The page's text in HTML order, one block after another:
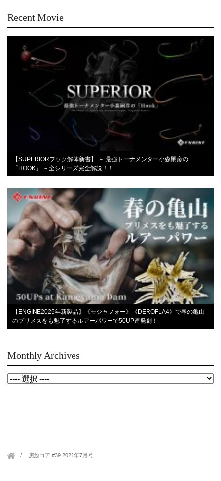
Recent Movie
【SUPERIORフック解体新書】 － 最強トーナメンター小森嗣彦の
「HOOK」 －全シリーズ完全解説！！
【ENGINE2025年新製品】《モジャフォー》《DEROFLA4》で春の亀山
のプリメスをも魅了するルアーパワーで50UP連発劇！
Monthly Archives
房総コア #39 2021年7月号